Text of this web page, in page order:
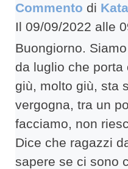
Commento di
Il 09/09/2022 alle
Buongiorno.
da luglio che
giù, molto giù, sta
vergogna, tra un
facciamo, non
Dice che ragazzi
sapere se ci sono